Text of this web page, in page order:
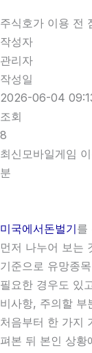
주식호가 이용 전
작성자
관리자
작성일
2026-06-04
조회
8
최신모바일게임
분
미국에서돈벌기를
먼저 나누어 보는
기준으로 유망종
필요한 경우도 있
비사항, 주의할 부
처음부터 한 가지
펴본 뒤 본인 상황